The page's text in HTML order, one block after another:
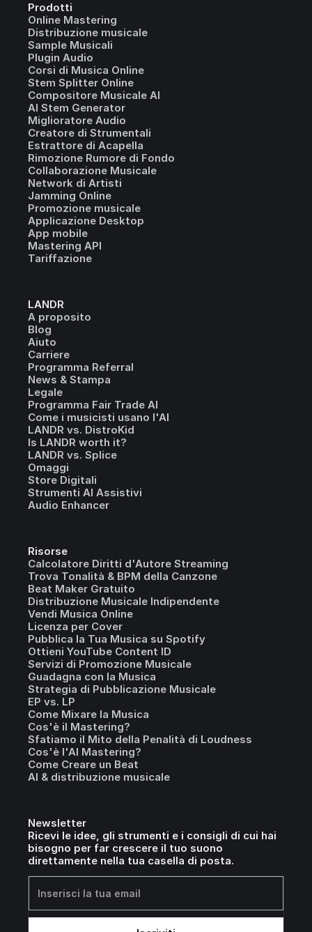
Prodotti
Online Mastering
Distribuzione musicale
Sample Musicali
Plugin Audio
Corsi di Musica Online
Stem Splitter Online
Compositore Musicale AI
AI Stem Generator
Miglioratore Audio
Creatore di Strumentali
Estrattore di Acapella
Rimozione Rumore di Fondo
Collaborazione Musicale
Network di Artisti
Jamming Online
Promozione musicale
Applicazione Desktop
App mobile
Mastering API
Tariffazione
LANDR
A proposito
Blog
Aiuto
Carriere
Programma Referral
News & Stampa
Legale
Programma Fair Trade AI
Come i musicisti usano l'AI
LANDR vs. DistroKid
Is LANDR worth it?
LANDR vs. Splice
Omaggi
Store Digitali
Strumenti AI Assistivi
Audio Enhancer
Risorse
Calcolatore Diritti d'Autore Streaming
Trova Tonalità & BPM della Canzone
Beat Maker Gratuito
Distribuzione Musicale Indipendente
Vendi Musica Online
Licenza per Cover
Pubblica la Tua Musica su Spotify
Ottieni YouTube Content ID
Servizi di Promozione Musicale
Guadagna con la Musica
Strategia di Pubblicazione Musicale
EP vs. LP
Come Mixare la Musica
Cos'è il Mastering?
Sfatiamo il Mito della Penalità di Loudness
Cos'è l'AI Mastering?
Come Creare un Beat
AI & distribuzione musicale
Newsletter
Ricevi le idee, gli strumenti e i consigli di cui hai
bisogno per far crescere il tuo suono
direttamente nella tua casella di posta.